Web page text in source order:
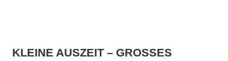
KLEINE AUSZEIT – GROSSES D